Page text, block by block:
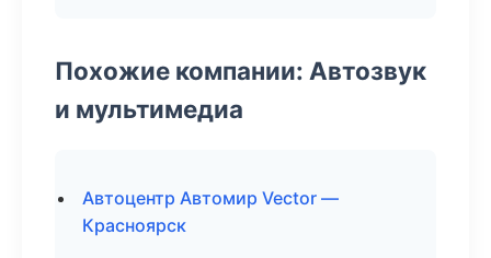
Похожие компании: Автозвук
и мультимедиа
Автоцентр Автомир Vector —
Красноярск